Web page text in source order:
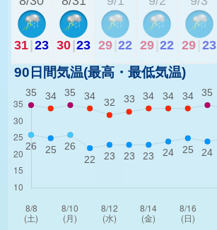
31|23 30|23 29 22 29 22 29 23
90日間気温(最高・最低気温)